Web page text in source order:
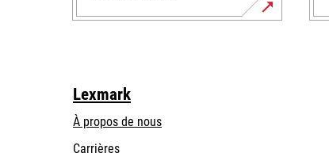
Lexmark
À propos de nous
Carrières